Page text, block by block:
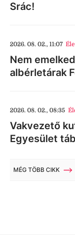
Srác!
2026. 08. 02., 11:07
Nem
albérletárak
2026. 08. 02., 08:35
Vakvezető
Egyesület
MÉG TÖBB CIKK